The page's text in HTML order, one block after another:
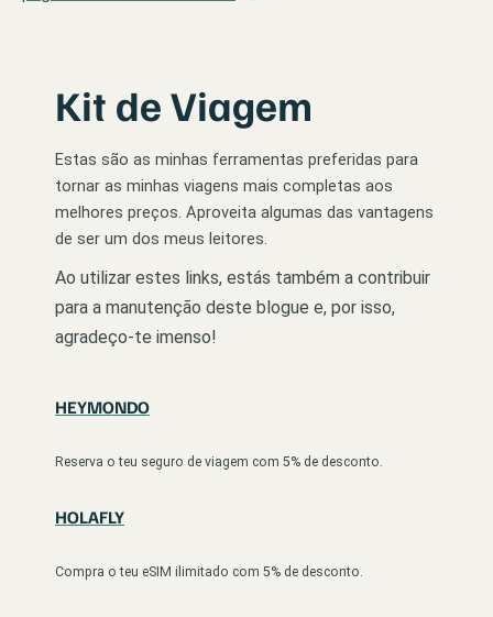
Kit de Viagem
Estas são as minhas ferramentas preferidas para
tornar as minhas viagens mais completas aos
melhores preços. Aproveita algumas das vantagens
de ser um dos meus leitores.
Ao utilizar estes links, estás também a contribuir
para a manutenção deste blogue e, por isso,
agradeço-te imenso!
HEYMONDO
Reserva o teu seguro de viagem com 5% de desconto.
HOLAFLY
Compra o teu eSIM ilimitado com 5% de desconto.